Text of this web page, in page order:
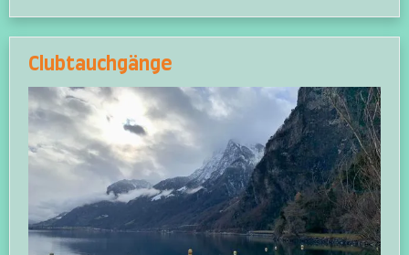
Clubtauchgänge